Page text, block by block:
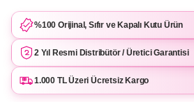
%100 Orijinal, Sıfır ve Kapalı Kutu Ürün
2 Yıl Resmi Distribütör / Üretici Garantisi
1.000 TL Üzeri Ücretsiz Kargo